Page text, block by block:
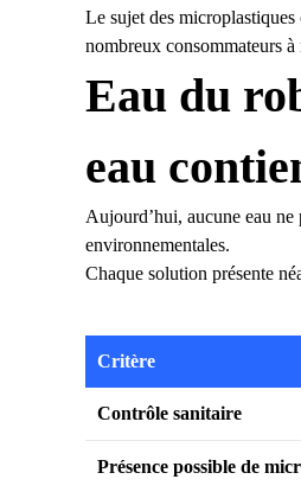
Le sujet des microplastiques
nombreux consommateurs
Eau du
eau
Aujourd’hui, aucune eau ne
environnementales.
Chaque solution présente
Critère
Contrôle sanitaire
Présence possible de